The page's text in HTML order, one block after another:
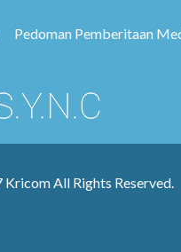
Pedoman Pemberitaan
All Rights Reserved.